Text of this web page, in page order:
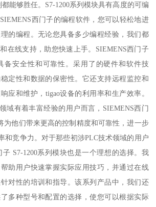
都能够胜任。S7-1200系列模块具有高度的可编
西门子的编程软件，您可以轻松地进
的编程。无论您具备多少编程经验，我们都
在线支持，助您快速上手。SIEMENS西门子
备安全性和可靠性。采用了的硬件和软件技
定性和数据的保密性。它还支持远程监控和
应和维护，tigao设备的利用率和生产效率。
域有着丰富经验的用户而言，SIEMENS西门
为他们带来更高的控制精度和可靠性，进一步
和竞争力。对于那些初涉PLC技术领域的用户
子 S7-1200系列模块也是一个理想的选择。我
助用户快速掌握实际应用技巧，并通过在线
对性的培训和指导。该系列产品中，我们还
多种型号和配置的选择，使您可以根据实际